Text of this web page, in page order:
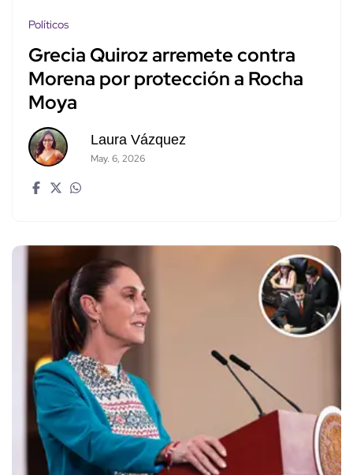
Políticos
Grecia Quiroz arremete contra
Morena por protección a Rocha
Moya
Laura Vázquez
May. 6, 2026